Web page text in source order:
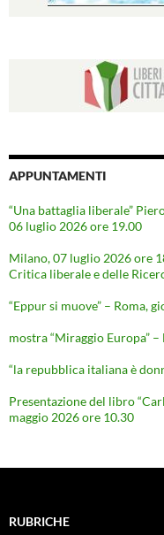
APPUNTAMENTI
“Una battaglia liberale”
06 luglio 2026 ore 19.00
Milano, 07 luglio 2026 ore
Critica liberale e delle
“Eppur si muove” – Roma,
mostra “Miraggio Europa”
“la repubblica italiana è
Presentazione del libro
maggio 2026 ore 10.30
RUBRICHE